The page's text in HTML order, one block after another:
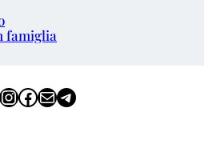
famiglia
InstagramFacebook Email Telegram